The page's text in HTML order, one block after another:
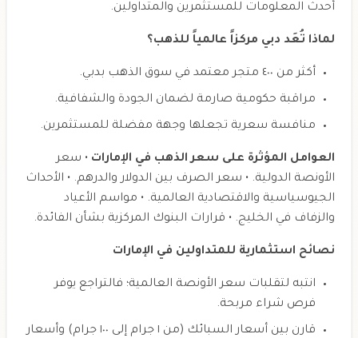
أحدث المعلومات للمستثمرين والمتداولين.
لماذا تُعَد دبي مركزاً عالمياً للذهب؟
أكثر من ٤٠٠ متجر معتمد في سوق الذهب بدبي.
مراقبة حكومية صارمة لضمان الجودة والشفافية.
منافسة سعرية تجعلها وجهة مفضلة للمستثمرين.
العوامل المؤثرة على سعر الذهب في الإمارات • سعر
الأونصة الدولية. • سعر الصرف بين الدولار والدرهم. • الأحداث
الجيوسياسية والاقتصادية العالمية. • مواسم الأعياد
والزفاف في الخليج. • قرارات البنوك المركزية بشأن الفائدة.
نصائح استثمارية للمتداولين في الإمارات
انتبه لتقلبات سعر الأونصة العالمية؛ فالتراجع يوفر
فرص شراء مربحة.
قارن بين أسعار السبائك (من ١ جرام إلى ١٠٠ جرام) وأسعار